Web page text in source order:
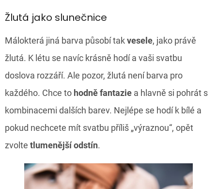
Žlutá jako slunečnice
Málokterá jiná barva působí takvesele, jako právě
žlutá. K létu se navíc krásně hodí a vaši svatbu
doslova rozzáří. Ale pozor, žlutá není barva pro
každého. Chce to hodně fantazie a hlavně si pohrát s
kombinacemi dalších barev. Nejlépe se hodí k bílé a
pokud nechcete mít svatbu příliš „výraznou“, opět
zvolte tlumenější odstín.